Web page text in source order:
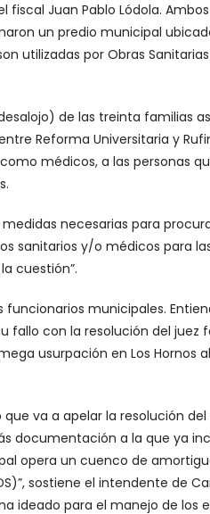
Juan Pablo Lódola.
un predio municipal
utilizadas por Obras
de las treinta familias
Reforma Universitaria y
médicos, a las personas
necesarias para
sanitarios y/o médicos para
cuestión”.
municipales.
fallo con la resolución del juez
usurpación en Los Hornos
va a apelar la resolución
documentación a la que ya
opera un cuenco de
sostiene el intendente de
ideado para el manejo de los